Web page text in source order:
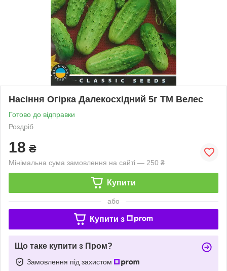
Насіння Огірка Далекосхідний 5г ТМ Велес
Готово до відправки
Роздріб
18 ₴
Мінімальна сума замовлення на сайті — 250 ₴
Купити
або
Купити з
Що таке купити з Пром?
Замовлення під захистом